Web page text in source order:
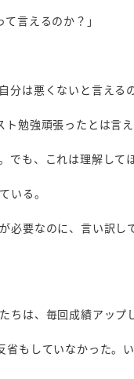
言えるのか？」
は悪くないと言える
勉強頑張ったとは言え
でも、これは理解して
いる。
必要なのに、言い訳し
は、毎回成績アップ
もしていなかった。